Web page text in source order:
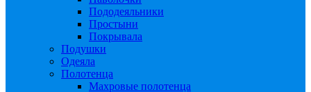
Пододеяльники
Простыни
Покрывала
Подушки
Одеяла
Полотенца
Махровые полотенца